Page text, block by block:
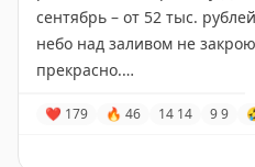
сентябрь – от 52 тыс.
небо над заливом не
прекрасно.
Если вы боитесь всего (в
❤ 179 🔥 46 14 14 99